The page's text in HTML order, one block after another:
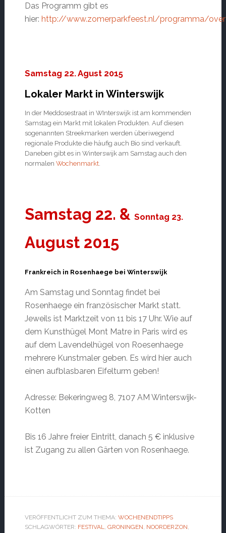
Das Programm gibt es
hier: http://www.zomerparkfeest.nl/programma/
Samstag 22. Agust 2015
Lokaler Markt in Winterswijk
In der Meddosestraat in WInterswijk ist am kommenden
Samstag ein Markt mit lokalen Produkten. Auf diesen
sogenannten Streekmarken werden überiwegend
regionale Produkte die häufig auch Bio sind verkauft.
Daneben gibt es in Winterswijk am Samstag auch den
normalen Wochenmarkt.
Samstag 22. & Sonntag 23.
August 2015
Frankreich in Rosenhaege bei Winterswijk
Am Samstag und Sonntag findet bei
Rosenhaege ein französischer Markt statt.
Jeweils ist Marktzeit von 11 bis 17 Uhr. Wie auf
dem Kunsthügel Mont Matre in Paris wird es
auf dem Lavendelhügel von Roesenhaege
mehrere Kunstmaler geben. Es wird hier auch
einen aufblasbaren Eifelturm geben!
Adresse: Bekeringweg 8, 7107 AM Winterswijk-
Kotten
Bis 16 Jahre freier Eintritt, danach 5 € inklusive
ist Zugang zu allen Gärten von Rosenhaege.
VERÖFFENTLICHT ZUM THEMA: WOCHENENDTIPPS
SCHLAGWÖRTER: FESTIVAL, GRONINGEN, NOORDERZON,